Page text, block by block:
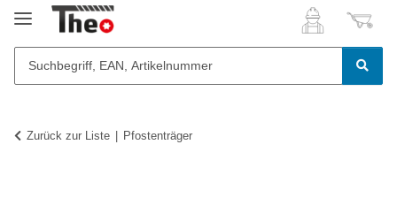
Zurück zur Liste Pfostenträger